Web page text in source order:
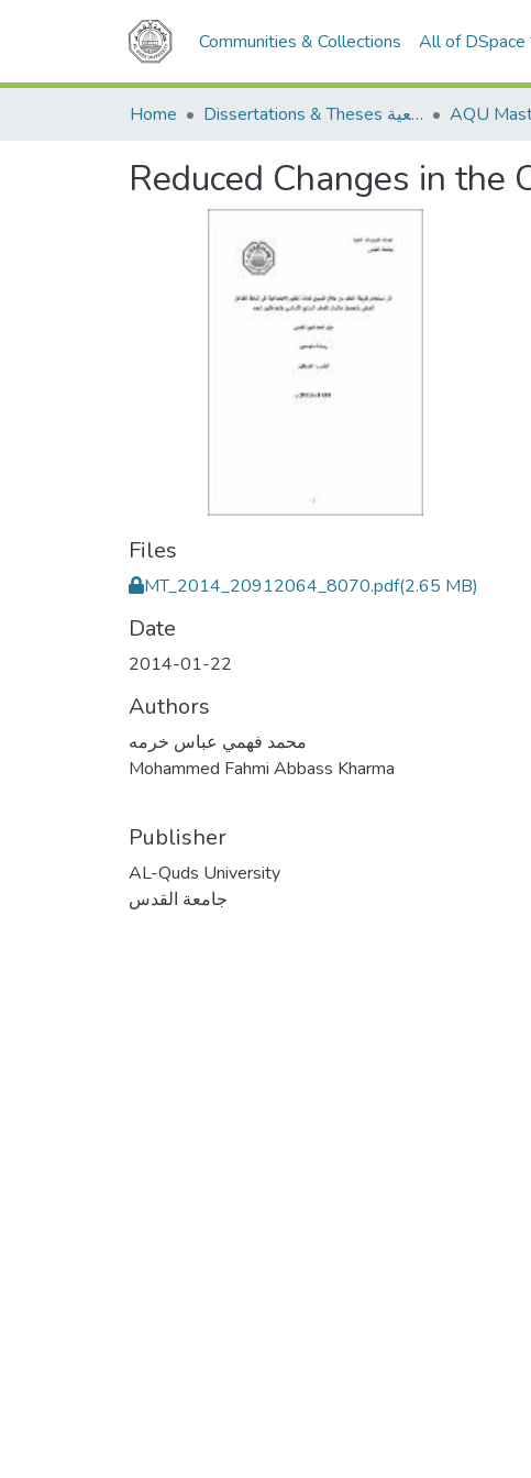
Communities & Collections All of DSpace
Home Dissertations & Theses الرسائل الجامعية
Reduced Changes in
Files
MT_2014_20912064_8070.pdf(2.65 MB)
Date
2014-01-22
Authors
محمد فهمي عباس خرمه
Mohammed Fahmi Abbass Kharma
Publisher
AL-Quds University
جامعة القدس